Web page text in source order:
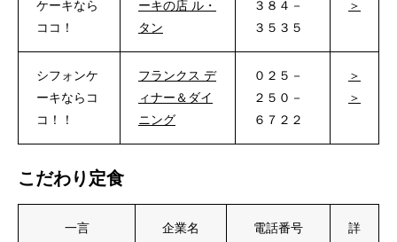
ケーキなら
ココ！
ーキの店 ル・
タン
３８４－
３５３５
＞
シフォンケ
ーキならコ
コ！！
フランクス デ
ィナー＆ダイ
ニング
０２５－
２５０－
６７２２
＞
＞
こだわり定食
一言 企業名 電話番号
詳